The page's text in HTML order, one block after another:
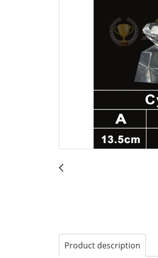
Product description